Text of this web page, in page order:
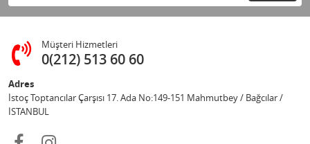
Müşteri Hizmetleri
0(212) 513 60 60
Adres
İstoç Toptancılar Çarşısı 17. Ada No:149-151 Mahmutbey / Bağcılar /
İSTANBUL